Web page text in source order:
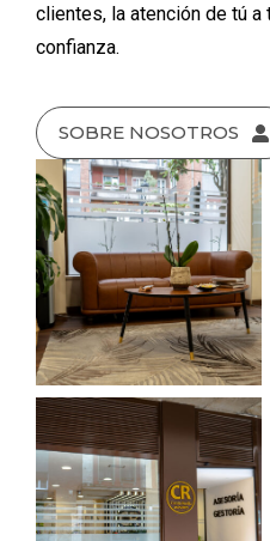
clientes, la atención de tú a
confianza.
SOBRE NOSOTROS